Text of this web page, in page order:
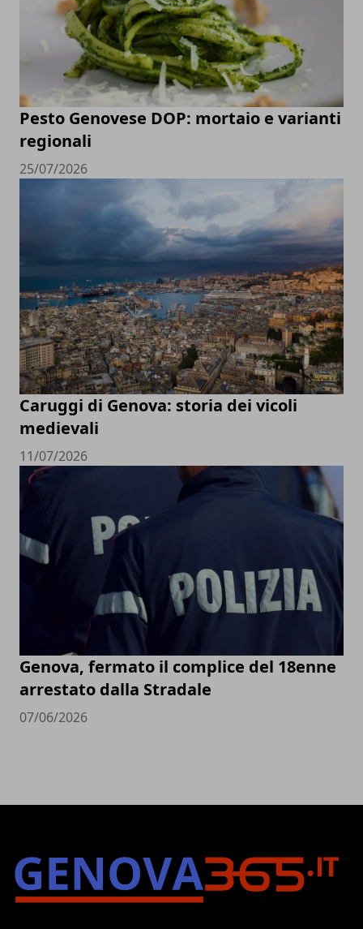
Pesto Genovese DOP: mortaio e varianti
regionali
25/07/2026
Caruggi di Genova: storia dei vicoli
medievali
11/07/2026
Genova, fermato il complice del 18enne
arrestato dalla Stradale
07/06/2026